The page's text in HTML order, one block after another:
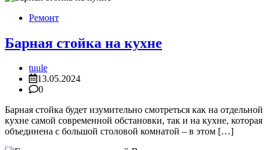
Ремонт
Барная стойка на кухне
tuule
13.05.2024
0
Барная стойка будет изумительно смотреться как на отдельной
кухне самой современной обстановки, так и на кухне, которая
объединена с большой столовой комнатой – в этом […]